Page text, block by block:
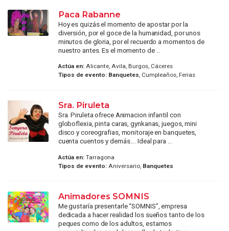
Paca Rabanne
Hoy es quizás el momento de apostar por la
diversión, por el goce de la humanidad, por unos
minutos de gloria, por el recuerdo a momentos de
nuestro antes. Es el momento de ...
Actúa en:Alicante, Avila, Burgos, Cáceres
Tipos de evento: Banquetes, Cumpleaños, Ferias
Sra. Piruleta
Sra. Piruleta ofrece Animacion infantil con
globoflexia, pinta caras, gynkanas, juegos, mini
disco y coreografias, monitoraje en banquetes,
cuenta cuentos y demás.... Ideal para ...
Actúa en:Tarragona
Tipos de evento:Aniversario, Banquetes
Animadores SOMNIS
Me gustaría presentarle “SOMNIS”, empresa
dedicada a hacer realidad los sueños tanto de los
peques como de los adultos, estamos